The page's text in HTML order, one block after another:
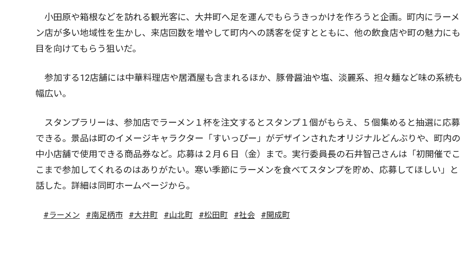
小田原や箱根などを訪れる観光客に、大井町へ足を運んでもらうきっかけを作ろうと企画。町内にラーメ
ン店が多い地域性を生かし、来店回数を増やして町内への誘客を促すとともに、他の飲食店や町の魅力にも
目を向けてもらう狙いだ。
参加する12店舗には中華料理店や居酒屋も含まれるほか、豚骨醤油や塩、淡麗系、担々麺など味の系統も
幅広い。
スタンプラリーは、参加店でラーメン１杯を注文するとスタンプ１個がもらえ、５個集めると抽選に応募
できる。景品は町のイメージキャラクター「すいっぴー」がデザインされたオリジナルどんぶりや、町内の
中小店舗で使用できる商品券など。応募は２月６日（金）まで。実行委員長の石井智己さんは「初開催でこ
こまで参加してくれるのはありがたい。寒い季節にラーメンを食べてスタンプを貯め、応募してほしい」と
話した。詳細は同町ホームページから。
#ラーメン #南足柄市 #大井町 #山北町 #松田町 #社会 #開成町